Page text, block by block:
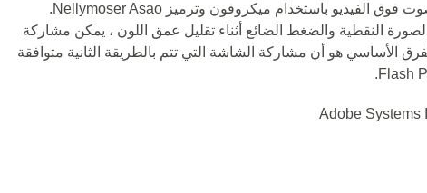
يمكن تسجيل الصوت فوق الفيديو باستخدام ميكروفون وترميز Nellymoser Asao.
النقطية والضغط الضائع أثناء تقليل عمق اللون ، يمكن مشاركة
الأساسي هو أن مشاركة الشاشة التي تتم بالطريقة الثانية متوافقة